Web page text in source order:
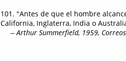
101. "Antes de que el hombre
California, Inglaterra, India o
-- Arthur Summerfield, 1959,